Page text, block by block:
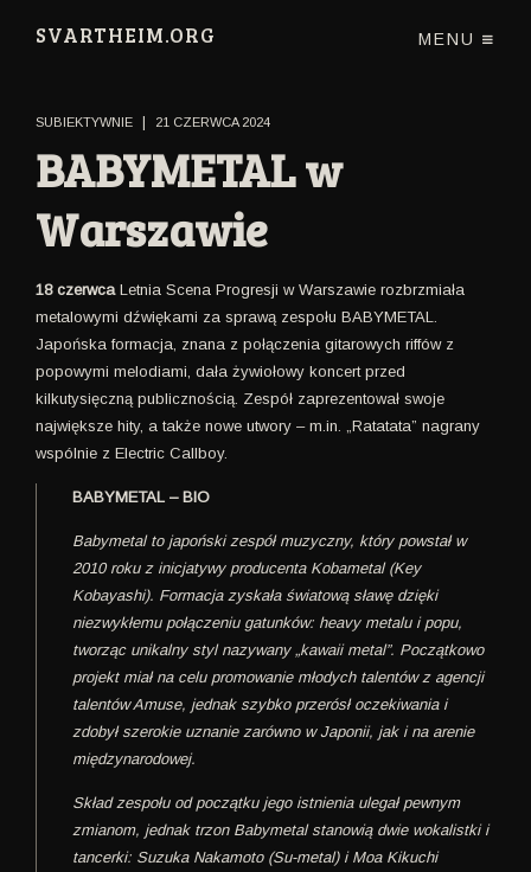
SVARTHEIM.ORG MENU
SUBIEKTYWNIE 21 CZERWCA 2024
BABYMETAL w
Warszawie
18 czerwcaLetnia Scena Progresji w Warszawie rozbrzmiała
metalowymi dźwiękami za sprawą zespołu BABYMETAL.
Japońska formacja, znana z połączenia gitarowych riffów z
popowymi melodiami, dała żywiołowy koncert przed
kilkutysięczną publicznością. Zespół zaprezentował swoje
największe hity, a także nowe utwory – m.in. „Ratatata” nagrany
wspólnie z Electric Callboy.
BABYMETAL – BIO
Babymetal to japoński zespół muzyczny, który powstał w
2010 roku z inicjatywy producenta Kobametal (Key
Kobayashi). Formacja zyskała światową sławę dzięki
niezwykłemu połączeniu gatunków: heavy metalu i popu,
tworząc unikalny styl nazywany „kawaii metal”. Początkowo
projekt miał na celu promowanie młodych talentów z agencji
talentów Amuse, jednak szybko przerósł oczekiwania i
zdobył szerokie uznanie zarówno w Japonii, jak i na arenie
międzynarodowej.
Skład zespołu od początku jego istnienia ulegał pewnym
zmianom, jednak trzon Babymetal stanowią dwie wokalistki i
tancerki: Suzuka Nakamoto (Su-metal) i Moa Kikuchi